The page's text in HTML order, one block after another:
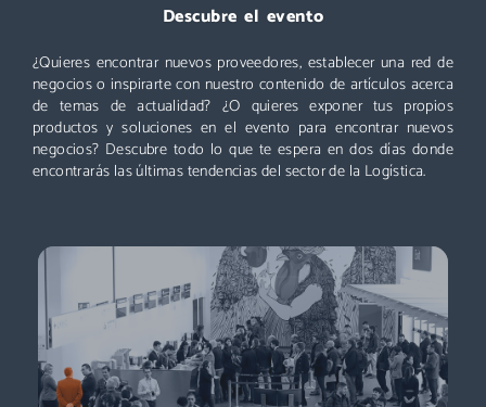
Descubre el evento
¿Quieres encontrar nuevos proveedores, establecer una red de
negocios o inspirarte con nuestro contenido de artículos acerca
de temas de actualidad? ¿O quieres exponer tus propios
productos y soluciones en el evento para encontrar nuevos
negocios? Descubre todo lo que te espera en dos días donde
encontrarás las últimas tendencias del sector de la Logística.
Un evento que no puedes perderte: miles de profesionales
fuera. ¡Conoce nuevos proveedores, descubre todas las áreas
y asiste a las mejores conferencias!
Descubre más
Exponer